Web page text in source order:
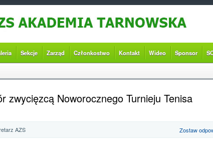
Sekcje Zarząd Członkostwo Kontakt Wideo Sponsor
zwycięzcą Noworocznego Turnieju Tenisa
AZS Zostaw